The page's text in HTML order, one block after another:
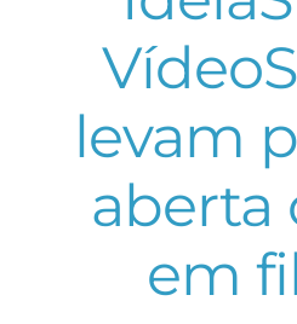
levam
aberta
em